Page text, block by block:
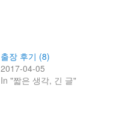
출장 후기 (8)
2017-04-05
In "짧은 생각, 긴 글"